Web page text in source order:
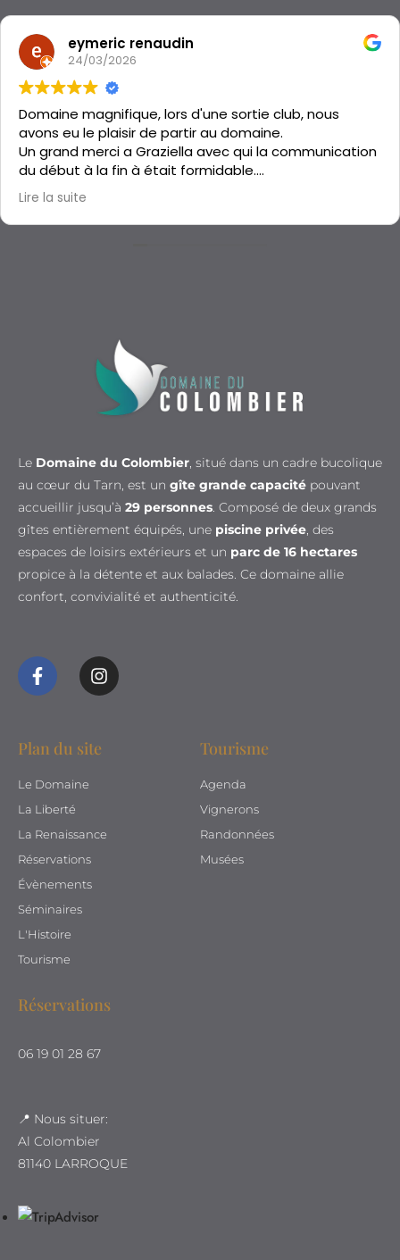
eymeric renaudin
24/03/2026
Domaine magnifique, lors d'une sortie club, nous
avons eu le plaisir de partir au domaine.
Un grand merci a Graziella avec qui la communication
du début à la fin à était formidable.
Le gîte est propre, isolé, les chambres bien espacé.
C'était parfait, merci Graziella
Lire la suite
Le Domaine du Colombier, situé dans un cadre bucolique
au cœur du Tarn, est un gîte grande capacité pouvant
accueillir jusqu’à 29 personnes. Composé de deux grands
gîtes entièrement équipés, une piscine privée, des
espaces de loisirs extérieurs et un parc de 16 hectares
propice à la détente et aux balades. Ce domaine allie
confort, convivialité et authenticité.
Plan du site
Le Domaine
La Liberté
La Renaissance
Réservations
Évènements
Séminaires
L'Histoire
Tourisme
Tourisme
Agenda
Vignerons
Randonnées
Musées
Réservations
06 19 01 28 67
📍 Nous situer:
Al Colombier
81140 LARROQUE